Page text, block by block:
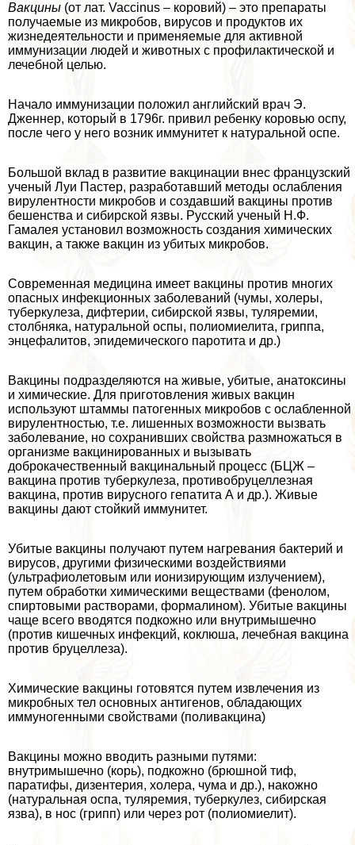
Вакцины (от лат. Vaccinus – коровий) – это препараты
получаемые из микробов, вирусов и продуктов их
жизнедеятельности и применяемые для активной
иммунизации людей и животных с профилактической и
лечебной целью.
Начало иммунизации положил английский врач Э.
Дженнер, который в 1796г. привил ребенку коровью оспу,
после чего у него возник иммунитет к натуральной оспе.
Большой вклад в развитие вакцинации внес французский
ученый Луи Пастер, разработавший методы ослабления
вирулентности микробов и создавший вакцины против
бешенства и сибирской язвы. Русский ученый Н.Ф.
Гамалея установил возможность создания химических
вакцин, а также вакцин из убитых микробов.
Современная медицина имеет вакцины против многих
опасных инфекционных заболеваний (чумы, холеры,
туберкулеза, дифтерии, сибирской язвы, туляремии,
столбняка, натуральной оспы, полиомиелита, гриппа,
энцефалитов, эпидемического паротита и др.)
Вакцины подразделяются на живые, убитые, анатоксины
и химические. Для приготовления живых вакцин
используют штаммы патогенных микробов с ослабленной
вирулентностью, т.е. лишенных возможности вызвать
заболевание, но сохранивших свойства размножаться в
организме вакцинированных и вызывать
доброкачественный вакцинальный процесс (БЦЖ –
вакцина против туберкулеза, противобруцеллезная
вакцина, против вирусного гепатита А и др.). Живые
вакцины дают стойкий иммунитет.
Убитые вакцины получают путем нагревания бактерий и
вирусов, другими физическими воздействиями
(ультрафиолетовым или ионизирующим излучением),
путем обработки химическими веществами (фенолом,
спиртовыми растворами, формалином). Убитые вакцины
чаще всего вводятся подкожно или внутримышечно
(против кишечных инфекций, коклюша, лечебная вакцина
против бруцеллеза).
Химические вакцины готовятся путем извлечения из
микробных тел основных антигенов, обладающих
иммуногенными свойствами (поливакцина)
Вакцины можно вводить разными путями:
внутримышечно (корь), подкожно (брюшной тиф,
паратифы, дизентерия, холера, чума и др.), накожно
(натуральная оспа, туляремия, туберкулез, сибирская
язва), в нос (грипп) или через рот (полиомиелит).